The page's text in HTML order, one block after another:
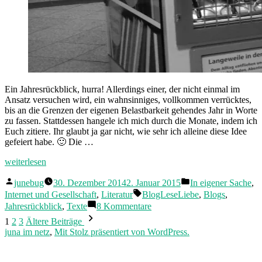
Ein Jahresrückblick, hurra! Allerdings einer, der nicht einmal im
Ansatz versuchen wird, ein wahnsinniges, vollkommen verrücktes,
bis an die Grenzen der eigenen Belastbarkeit gehendes Jahr in Worte
zu fassen. Stattdessen hangele ich mich durch die Monate, indem ich
Euch zitiere. Ihr glaubt ja gar nicht, wie sehr ich alleine diese Idee
gefeiert habe. 🙂 Die …
„2014
in
Euren
Worten“
weiterlesen
Veröffentlicht
von
junebug 30. Dezember 20142. Januar 2015
Veröffentlicht
in
In eigener Sache,
Internet und Gesellschaft, Literatur Schlagwörter:
BlogLeseLiebe, Blogs,
Jahresrückblick, Texte 8 Kommentarezu
in
Seitennummerierung
der
1 2 3 Ältere Beiträge
juna im netz, Mit Stolz präsentiert von WordPress.